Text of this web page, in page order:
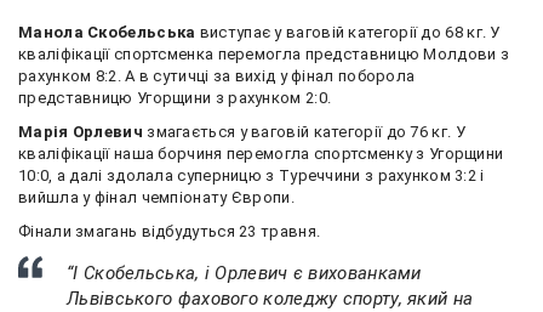
Манола Скобельська виступає у ваговій категорії до 68 кг. У
кваліфікації спортсменка перемогла представницю Молдови з
рахунком 8:2. А в сутичці за вихід у фінал поборола
представницю Угорщини з рахунком 2:0.
Марія Орлевич змагається у ваговій категорії до 76 кг. У
кваліфікації наша борчиня перемогла спортсменку з Угорщини
10:0, а далі здолала суперницю з Туреччини з рахунком 3:2 і
вийшла у фінал чемпіонату Європи.
Фінали змагань відбудуться 23 травня.
“І Скобельська, і Орлевич є вихованками
Львівського фахового коледжу спорту, який на